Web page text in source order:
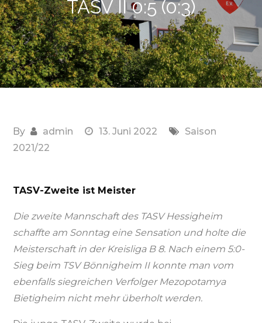
TASV II 0:5 (0:3)
By admin 13. Juni 2022
Saison
2021/22
TASV-Zweite ist Meister
Die zweite Mannschaft des TASV Hessigheim
schaffte am Sonntag eine Sensation und holte die
Meisterschaft in der Kreisliga B 8. Nach einem 5:0-
Sieg beim TSV Bönnigheim II konnte man vom
ebenfalls siegreichen Verfolger Mezopotamya
Bietigheim nicht mehr überholt werden.